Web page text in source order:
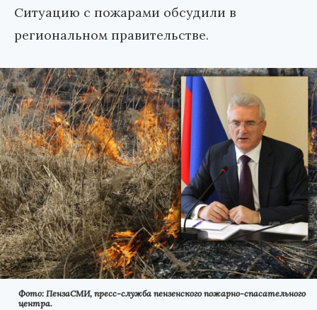
Ситуацию с пожарами обсудили в
региональном правительстве.
Фото: ПензаСМИ, пресс-служба пензенского пожарно-спасательного
центра.